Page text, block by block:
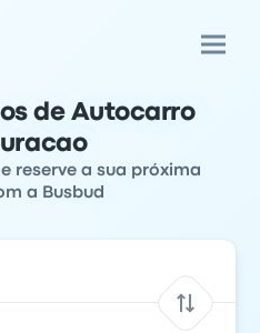
de Autocarro
reserve a sua próxima
a Busbud